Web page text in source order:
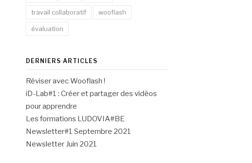
travail collaboratif wooflash
évaluation
DERNIERS ARTICLES
Réviser avec Wooflash !
iD-Lab#1 : Créer et partager des vidéos
pour apprendre
Les formations LUDOVIA#BE
Newsletter#1 Septembre 2021
Newsletter Juin 2021